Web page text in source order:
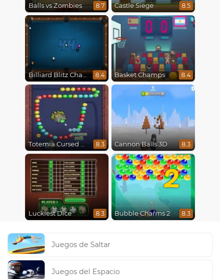
Balls vs Zombies 8.7 Castle Siege 8.5
Billiard Blitz Challenge 8.4 Basket Champs 8.4
Totemia Cursed Marbles 8.3 Cannon Balls 3D 8.3
Luckiest Dice 8.3
2
Bubble Charms 2 8.3
Juegos de Saltar
Juegos del Espacio